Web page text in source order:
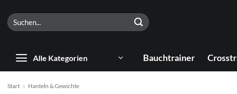
Inhalt
springen
Suchen
nach:
Alle Kategorien Bauchtrainer
Start » Hanteln & Gewichte